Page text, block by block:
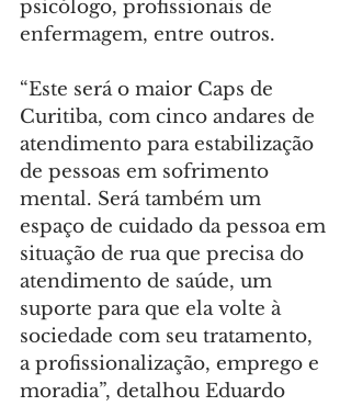
psicólogo, profissionais de
enfermagem, entre outros.
“Este será o maior Caps de
Curitiba, com cinco andares de
atendimento para estabilização
de pessoas em sofrimento
mental. Será também um
espaço de cuidado da pessoa em
situação de rua que precisa do
atendimento de saúde, um
suporte para que ela volte à
sociedade com seu tratamento,
a profissionalização, emprego e
moradia”, detalhou Eduardo